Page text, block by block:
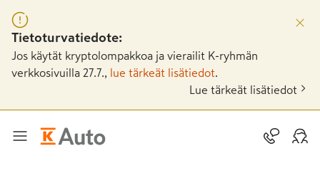
Tietoturvatiedote:
Jos käytät kryptolompakkoa ja vierailit K-ryhmän
verkkosivuilla 27.7.,
lue tärkeät lisätiedot
Lue tärkeät lisätiedot